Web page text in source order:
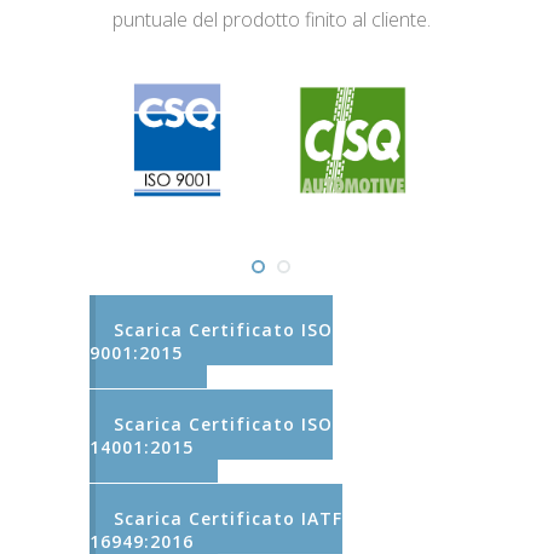
puntuale del prodotto finito al cliente.
Scarica Certificato ISO
9001:2015
Scarica Certificato ISO
14001:2015
Scarica Certificato IATF
16949:2016